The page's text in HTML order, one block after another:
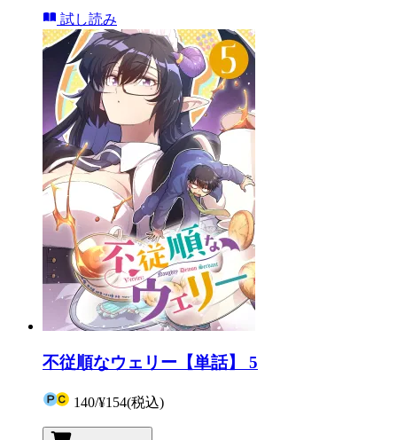
試し読み
不従順なウェリー【単話】 5
140/¥154(税込)